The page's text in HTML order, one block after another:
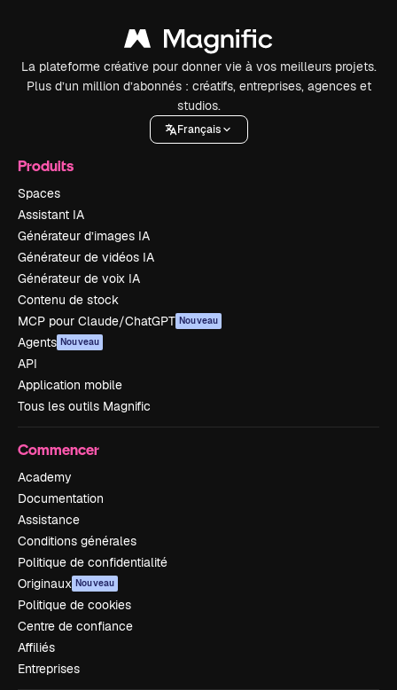
La plateforme créative pour donner vie à vos meilleurs projets.
Plus d’un million d’abonnés : créatifs, entreprises, agences et
studios.
Français
Produits
Spaces
Assistant IA
Générateur d’images IA
Générateur de vidéos IA
Générateur de voix IA
Contenu de stock
MCP pour Claude/ChatGPT Nouveau
Agents Nouveau
API
Application mobile
Tous les outils Magnific
Commencer
Academy
Documentation
Assistance
Conditions générales
Politique de confidentialité
Originaux Nouveau
Politique de cookies
Centre de confiance
Affiliés
Entreprises